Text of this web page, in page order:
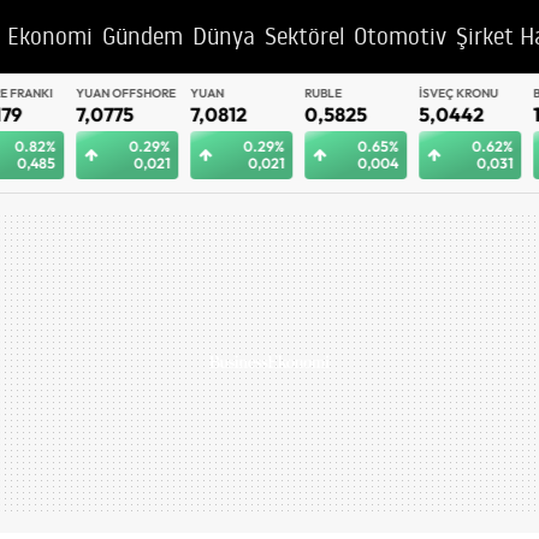
Ekonomi Gündem Dünya Sektörel Otomotiv Şirket
YUAN OFFSHORE
7,0775
0.29%
0,021
YUAN
7,0812
0.29%
0,021
0,5825
0.65%
0,004
İSVEÇ KRONU
5,0442
0.62%
0,031
BAE DIRHEMI
12,9992